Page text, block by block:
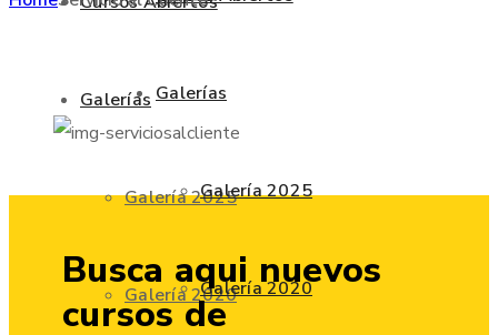
Galerías
Galería 2025
Galería 2020
Galerías
Galería 2025
Galería 2020
Busca aquinuevos
cursosde